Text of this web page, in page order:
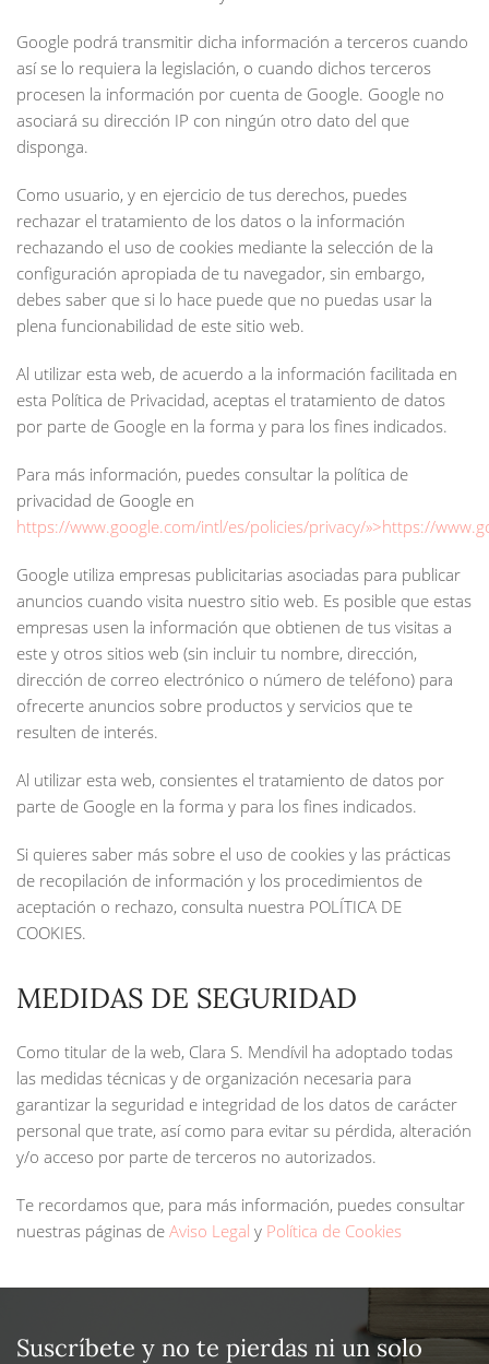
Google podrá transmitir dicha información a terceros cuando
así se lo requiera la legislación, o cuando dichos terceros
procesen la información por cuenta de Google. Google no
asociará su dirección IP con ningún otro dato del que
disponga.
Como usuario, y en ejercicio de tus derechos, puedes
rechazar el tratamiento de los datos o la información
rechazando el uso de cookies mediante la selección de la
configuración apropiada de tu navegador, sin embargo,
debes saber que si lo hace puede que no puedas usar la
plena funcionabilidad de este sitio web.
Al utilizar esta web, de acuerdo a la información facilitada en
esta Política de Privacidad, aceptas el tratamiento de datos
por parte de Google en la forma y para los fines indicados.
Para más información, puedes consultar la política de
privacidad de Google en
https://www.google.com/intl/es/policies/privacy/»>https://
Google utiliza empresas publicitarias asociadas para publicar
anuncios cuando visita nuestro sitio web. Es posible que estas
empresas usen la información que obtienen de tus visitas a
este y otros sitios web (sin incluir tu nombre, dirección,
dirección de correo electrónico o número de teléfono) para
ofrecerte anuncios sobre productos y servicios que te
resulten de interés.
Al utilizar esta web, consientes el tratamiento de datos por
parte de Google en la forma y para los fines indicados.
Si quieres saber más sobre el uso de cookies y las prácticas
de recopilación de información y los procedimientos de
aceptación o rechazo, consulta nuestra POLÍTICA DE
COOKIES.
MEDIDAS DE SEGURIDAD
Como titular de la web, Clara S. Mendívil ha adoptado todas
las medidas técnicas y de organización necesaria para
garantizar la seguridad e integridad de los datos de carácter
personal que trate, así como para evitar su pérdida, alteración
y/o acceso por parte de terceros no autorizados.
Te recordamos que, para más información, puedes consultar
nuestras páginas de Aviso Legal y Política de Cookies
Suscríbete y no te pierdas ni un solo